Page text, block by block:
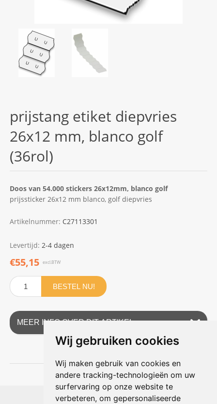
Wij gebruiken cookies
Wij maken gebruik van cookies en
andere tracking-technologieën om uw
surfervaring op onze website te
verbeteren, om gepersonaliseerde
prijstang etiket diepvries
26x12 mm, blanco golf
(36rol)
Doos van 54.000 stickers 26x12mm, blanco golf
prijssticker 26x12 mm blanco, golf diepvries
Artikelnummer: C27113301
Levertijd: 2-4 dagen
€55,15 excl.BTW
BESTEL NU!
MEER INFO OVER DIT ARTIKEL
Shophouse online